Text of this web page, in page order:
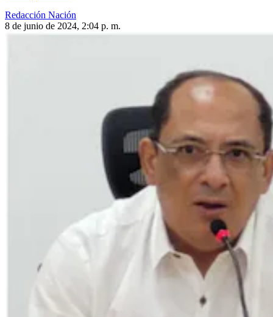
Redacción Nación
8 de junio de 2024, 2:04 p. m.